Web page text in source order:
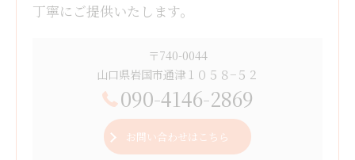
丁寧にご提供いたします。
〒740-0044
山口県岩国市通津１０５８−５２
090-4146-2869
お問い合わせはこちら